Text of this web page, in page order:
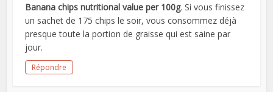
Banana chips nutritional value per 100g. Si vous finissez
un sachet de 175 chips le soir, vous consommez déjà
presque toute la portion de graisse qui est saine par
jour.
Répondre